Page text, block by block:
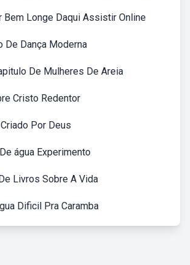
Bem Longe Daqui Assistir Online
De Dança Moderna
De Mulheres De Areia
Cristo Redentor
Por Deus
água Experimento
Livros Sobre A Vida
Dificil Pra Caramba